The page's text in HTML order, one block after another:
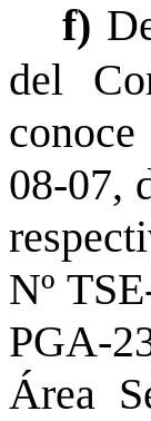
f)
del
08-07,
Nº
PGA-
Área